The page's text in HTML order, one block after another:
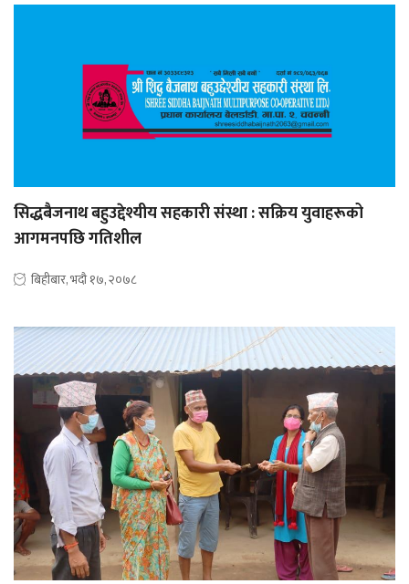
सिद्धबैजनाथ बहुउद्देश्यीय सहकारी संस्था : सक्रिय युवाहरूको
आगमनपछि गतिशील
बिहीबार, भदौ १७, २०७८